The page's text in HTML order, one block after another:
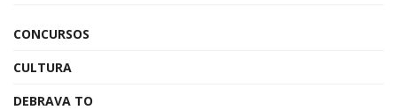
CONCURSOS
CULTURA
DEBRAVA TO